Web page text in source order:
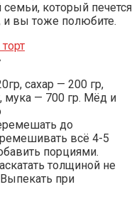
который печется
и вы тоже полюбите.
сахар — 200 гр,
мука — 700 гр. Мёд и
до
всё 4-5
порциями.
толщиной не
при